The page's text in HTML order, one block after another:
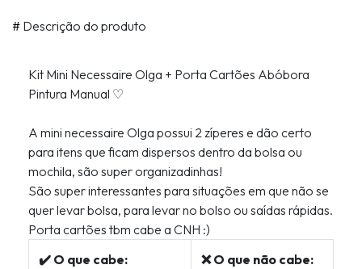
# Descrição do produto
Kit Mini Necessaire Olga + Porta Cartões Abóbora
Pintura Manual ♡
A mini necessaire Olga possui 2 zíperes e dão certo
para itens que ficam dispersos dentro da bolsa ou
mochila, são super organizadinhas!
São super interessantes para situações em que não se
quer levar bolsa, para levar no bolso ou saídas rápidas.
Porta cartões tbm cabe a CNH :)
✔️ O que cabe:
❌ O que não cabe: